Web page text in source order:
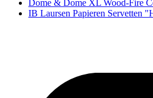
Dome & Dome XL Wood-Fire
IB Laursen Papieren Servetten